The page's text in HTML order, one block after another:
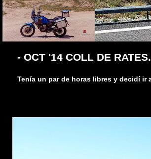
- OCT '14 COLL DE RATES.
Tenía un par de horas libres y decidí ir